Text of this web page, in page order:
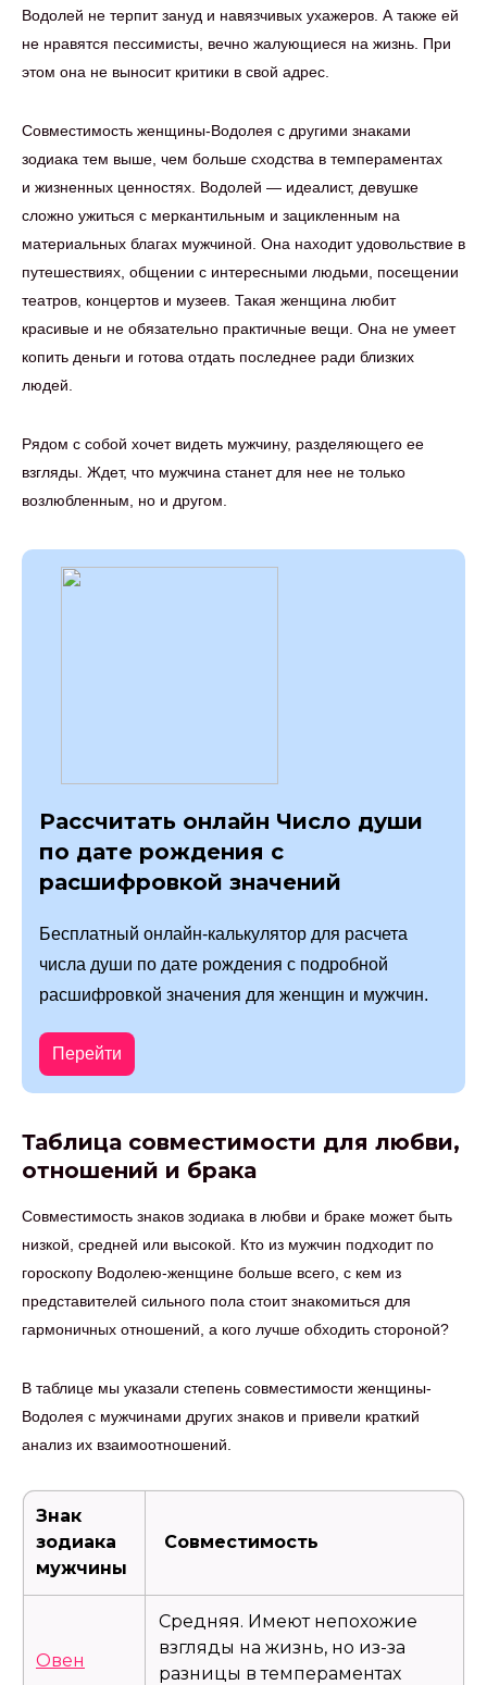
Водолей не терпит зануд и навязчивых ухажеров. А также ей
не нравятся пессимисты, вечно жалующиеся на жизнь. При
этом она не выносит критики в свой адрес.
Совместимость женщины-Водолея с другими знаками
зодиака тем выше, чем больше сходства в темпераментах
и жизненных ценностях. Водолей — идеалист, девушке
сложно ужиться с меркантильным и зацикленным на
материальных благах мужчиной. Она находит удовольствие в
путешествиях, общении с интересными людьми, посещении
театров, концертов и музеев. Такая женщина любит
красивые и не обязательно практичные вещи. Она не умеет
копить деньги и готова отдать последнее ради близких
людей.
Рядом с собой хочет видеть мужчину, разделяющего ее
взгляды. Ждет, что мужчина станет для нее не только
возлюбленным, но и другом.
Рассчитать онлайн Число души
по дате рождения с
расшифровкой значений
Бесплатный онлайн-калькулятор для расчета
числа души по дате рождения с подробной
расшифровкой значения для женщин и мужчин.
Перейти
Таблица совместимости для любви,
отношений и брака
Совместимость знаков зодиака в любви и браке может быть
низкой, средней или высокой. Кто из мужчин подходит по
гороскопу Водолею-женщине больше всего, с кем из
представителей сильного пола стоит знакомиться для
гармоничных отношений, а кого лучше обходить стороной?
В таблице мы указали степень совместимости женщины-
Водолея с мужчинами других знаков и привели краткий
анализ их взаимоотношений.
Знак
зодиака
мужчины
Совместимость
Овен
Средняя. Имеют непохожие
взгляды на жизнь, но из-за
разницы в темпераментах